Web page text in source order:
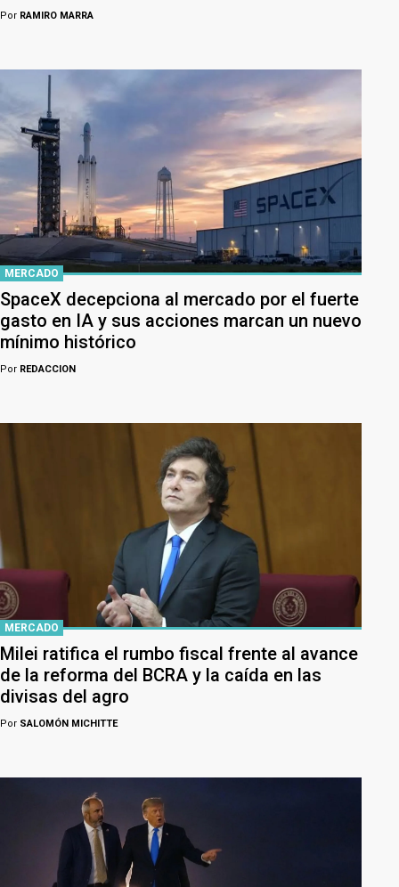
Por RAMIRO MARRA
MERCADO
SpaceX decepciona al mercado por el fuerte
gasto en IA y sus acciones marcan un nuevo
mínimo histórico
Por REDACCION
MERCADO
Milei ratifica el rumbo fiscal frente al avance
de la reforma del BCRA y la caída en las
divisas del agro
Por SALOMÓN MICHITTE